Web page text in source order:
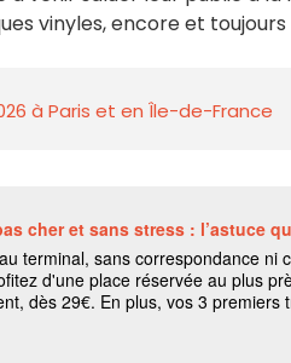
vinyles, encore et toujours
à Paris et en Île-de-France